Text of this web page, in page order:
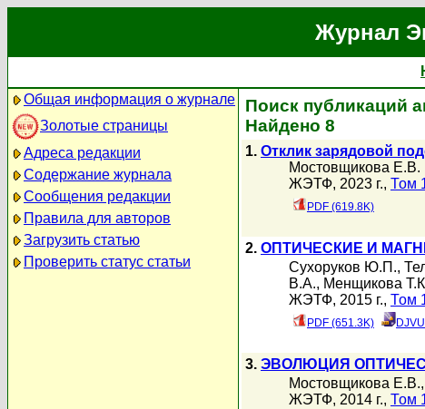
Журнал
Общая информация о журнале
Золотые страницы
Адреса редакции
Содержание журнала
Сообщения редакции
Правила для авторов
Загрузить статью
Проверить статус статьи
Поиск публикаций
Найдено 8
1. Отклик зарядовой
Мостовщикова Е.В.
ЖЭТФ, 2023 г., Том
PDF (619.8K)
2. ОПТИЧЕСКИЕ И
Сухоруков Ю.П.,
В.А., Менщикова
ЖЭТФ, 2015 г., Том
PDF (651.3K)
3. ЭВОЛЮЦИЯ
Мостовщикова Е.В.,
ЖЭТФ, 2014 г., Том